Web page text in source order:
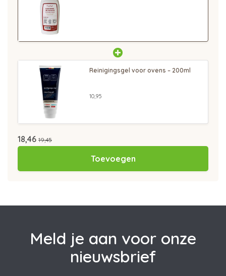
Reinigingsgel voor ovens – 200ml
10,95
18,46 19,45
Toevoegen
Meld je aan voor onze
nieuwsbrief